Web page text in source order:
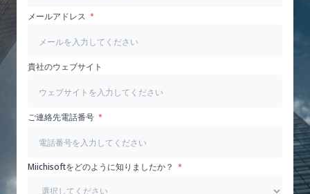
メールアドレス
貴社のウェブサイト
ご連絡先電話番号
Miichisoftをどのように知りましたか？